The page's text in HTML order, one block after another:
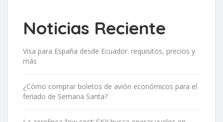
Noticias Reciente
Visa para España desde Ecuador: requisitos, precios y
más
¿Cómo comprar boletos de avión económicos para el
feriado de Semana Santa?